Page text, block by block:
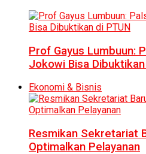
Prof Gayus Lumbuun:
Jokowi Bisa
Ekonomi & Bisnis
Resmikan Sekretariat
Optimalkan Pelayanan